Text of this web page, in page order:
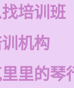
培训班
机构
里的琴